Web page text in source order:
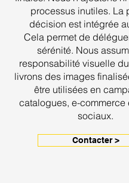
processus inutiles. La
décision est intégrée
Cela permet de
sérénité. Nous
responsabilité visuelle
livrons des images
être utilisées en
catalogues, e-commerce
sociaux.
Contacter >